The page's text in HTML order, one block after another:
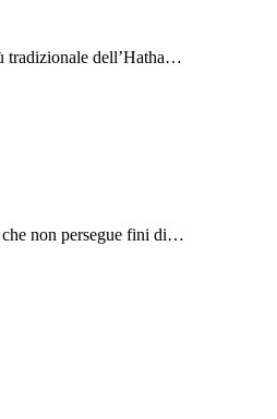
tradizionale dell’Hatha…
che non persegue fini di…